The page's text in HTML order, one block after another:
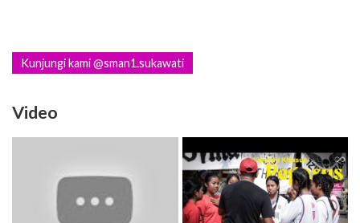
Kunjungi kami @sman1.sukawati
Video